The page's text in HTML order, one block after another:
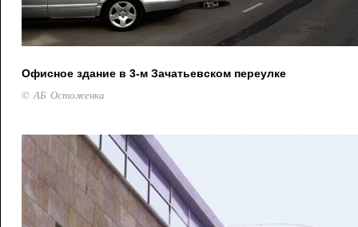
Офисное здание в 3-м Зачатьевском переулке
© АБ Остоженка